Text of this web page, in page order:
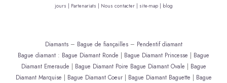
jours | Partenariats | Nous contacter | site-map | blog
Diamants– Bague de fiançailles– Pendentif diamant
Bague diamant : Bague Diamant Ronde | Bague Diamant Princesse | Bague
Diamant Emeraude | Bague Diamant Poire Bague Diamant Ovale | Bague
Diamant Marquise | Bague Diamant Coeur| Bague Diamant Baguette | Bague